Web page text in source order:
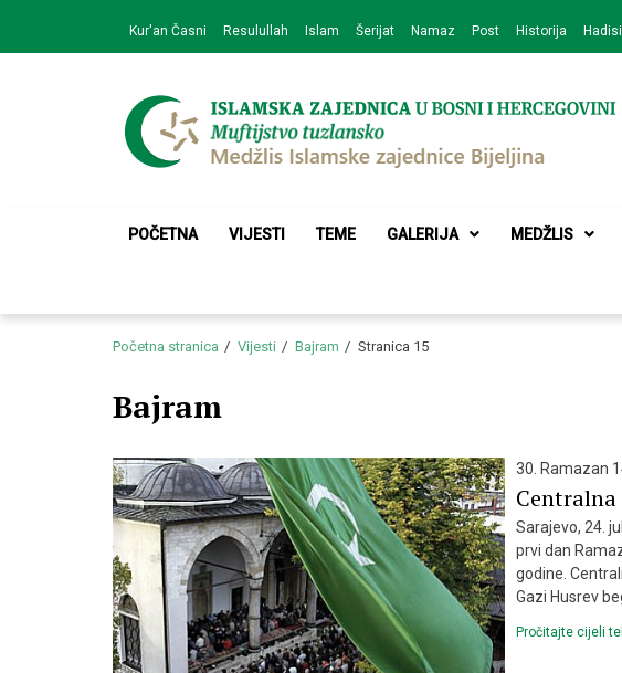
navigation
content
Kur'an Časni Resulullah Islam Šerijat Namaz Post Historija Hadisi
Medžlis Islamske
POČETNA VIJESTI TEME GALERIJA MEDŽLIS
Početna stranica Vijesti Bajram Stranica 15
Bajram
30. Ramazan
Sarajevo, 24.
prvi dan
godine.
Gazi Husrev
Pročitajte cijeli